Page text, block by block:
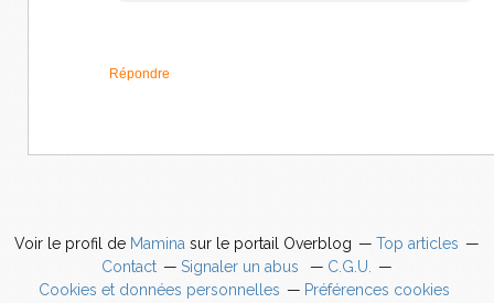
Répondre
Voir le profil de Mamina sur le portail Overblog
Top articles
Contact
Signaler un abus
C.G.U.
Cookies et données personnelles
Préférences cookies